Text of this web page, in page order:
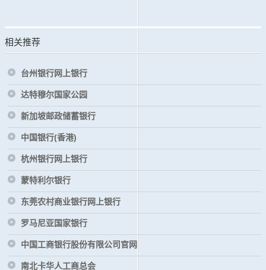
相关推荐
台州银行网上银行
达特穆尔国家公园
新加坡邮政储蓄银行
中国银行(香港)
杭州银行网上银行
蒙特利尔银行
东莞农村商业银行网上银行
罗马尼亚国家银行
中国工商银行股份有限公司官网
南北卡华人工商总会